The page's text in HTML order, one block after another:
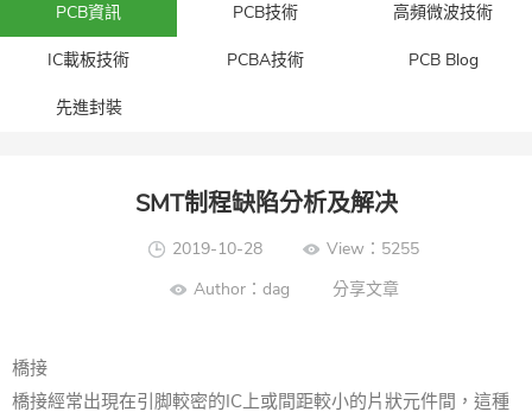
PCB資訊 PCB技術 高頻微波技術
IC載板技術 PCBA技術 PCB Blog
先進封裝​
SMT制程缺陷分析及解决
2019-10-28
View：5255
Author：dag 分享文章
橋接
橋接經常出現在引脚較密的IC上或間距較小的片狀元件間，這種